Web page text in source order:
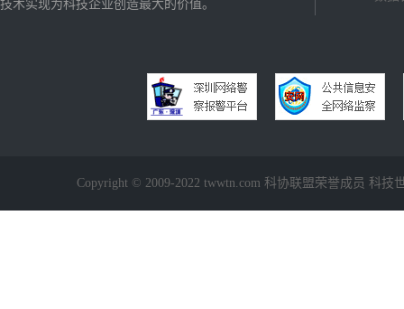
技术实现为科技企业创造最大的价值。
Copyright © 2009-2022 twwtn.com 科协联盟荣誉成员 科